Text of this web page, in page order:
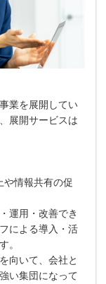
業を展開してい
展開サービスは
や情報共有の促
運用・改善でき
による導入・活
。
向いて、会社と
い集団になって